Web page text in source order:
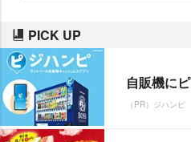
PICK UP
自販機に
（PR）ジハンピ